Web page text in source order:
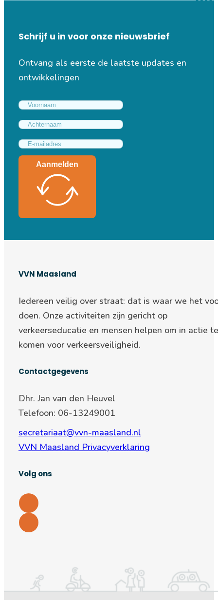
Schrijf u in voor onze nieuwsbrief
Ontvang als eerste de laatste updates en
ontwikkelingen
Aanmelden
VVN Maasland
Iedereen veilig over straat: dat is waar we het
doen. Onze activiteiten zijn gericht op
verkeerseducatie en mensen helpen om in actie te
komen voor verkeersveiligheid.
Contactgegevens
Dhr. Jan van den Heuvel
Telefoon: 06-13249001
secretariaat@vvn-maasland.nl
VVN Maasland Privacyverklaring
Volg ons